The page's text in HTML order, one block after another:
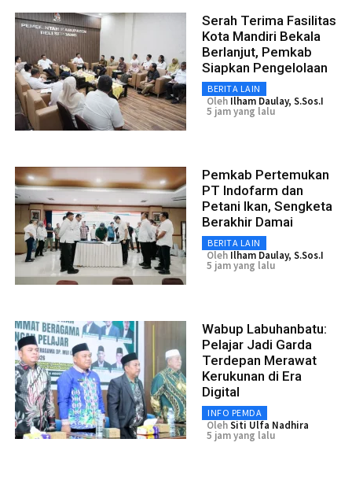
Serah Terima Fasilitas
Kota Mandiri Bekala
Berlanjut, Pemkab
Siapkan Pengelolaan
BERITA LAIN
Oleh Ilham Daulay, S.Sos.I
5 jam yang lalu
Pemkab Pertemukan
PT Indofarm dan
Petani Ikan, Sengketa
Berakhir Damai
BERITA LAIN
Oleh Ilham Daulay, S.Sos.I
5 jam yang lalu
Wabup Labuhanbatu:
Pelajar Jadi Garda
Terdepan Merawat
Kerukunan di Era
Digital
INFO PEMDA
OlehSiti Ulfa Nadhira
5 jam yang lalu